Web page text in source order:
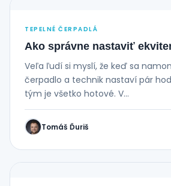
TEPELNÉ ČERPADLÁ
Ako správne nastaviť
Veľa ľudí si myslí, že keď sa
čerpadlo a technik nastaví pár
tým je všetko hotové. V...
Tomáš Ďuriš